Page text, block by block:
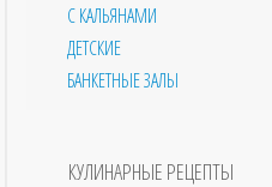
С КАЛЬЯНАМИ
ДЕТСКИЕ
БАНКЕТНЫЕ ЗАЛЫ
КУЛИНАРНЫЕ РЕЦЕПТЫ